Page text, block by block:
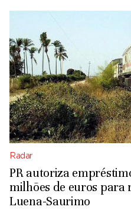
Radar
PR autoriza
milhões de euros
Luena-Saurimo